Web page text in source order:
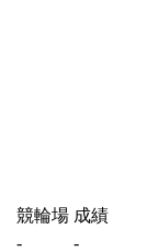
競輪場 成績
-
-